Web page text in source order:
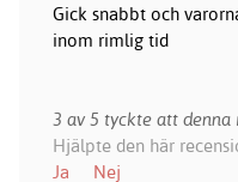
Gick snabbt och
inom rimlig tid
3 av 5 tyckte att
Hjälpte den här
Ja
Nej